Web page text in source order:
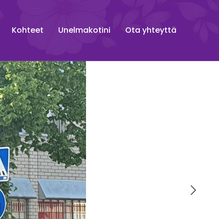
Kohteet Unelmakotini Ota yhteyttä